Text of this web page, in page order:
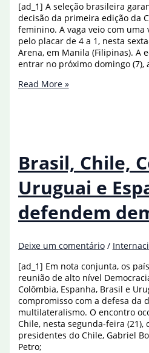
[ad_1] A seleção brasileira
decisão da primeira edição da
feminino. A vaga veio com uma
pelo placar de 4 a 1, nesta
Arena, em Manila (Filipinas). A
entrar no próximo domingo (7),
Copa
Espanha
e
garante
na
final
Read More »
Brasil, Chile,
Uruguai e
defendem
Deixe um comentário /
[ad_1] Em nota conjunta, os
reunião de alto nível
Colômbia, Espanha, Brasil e
compromisso com a defesa da
multilateralismo. O encontro
Chile, nesta segunda-feira (21),
presidentes do Chile, Gabriel
Petro;